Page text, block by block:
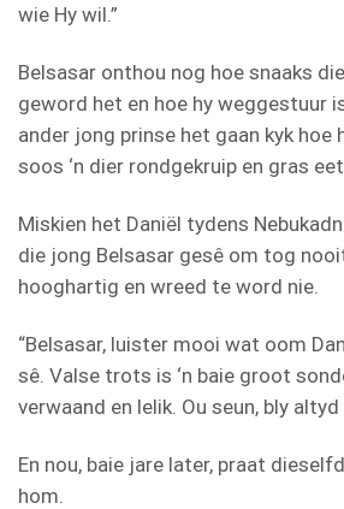
wie Hy wil.”
Belsasar onthou nog hoe snaaks
geword het en hoe hy weggestuur
ander jong prinse het gaan kyk hoe
soos ‘n dier rondgekruip en gras eet
Miskien het Daniël tydens
die jong Belsasar gesê om tog
hooghartig en wreed te word nie.
“Belsasar, luister mooi wat oom
sê. Valse trots is ‘n baie groot
verwaand en lelik. Ou seun, bly altyd
En nou, baie jare later, praat
hom.